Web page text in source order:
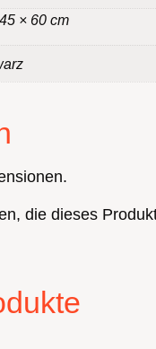
× 60 cm
die dieses